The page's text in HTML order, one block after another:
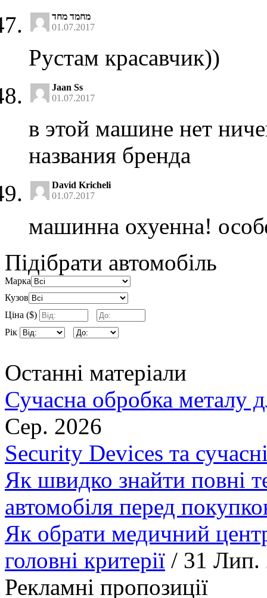
מחמד מחד
01.07.2017
Рустам красавчик))
Jaan Ss
01.07.2017
в этой машине нет
названия бренда
David Kricheli
01.07.2017
машинна охуенна!
Підібрати автомобіль
Марка
Кузов
Ціна ($)
Рік
Останні матеріали
Сучасна обробка металу
Сер. 2026
Security Devices та
Як швидко знайти повні
автомобіля перед
Як обрати медичний
головні критерії / 31 Лип.
Рекламні пропозиції